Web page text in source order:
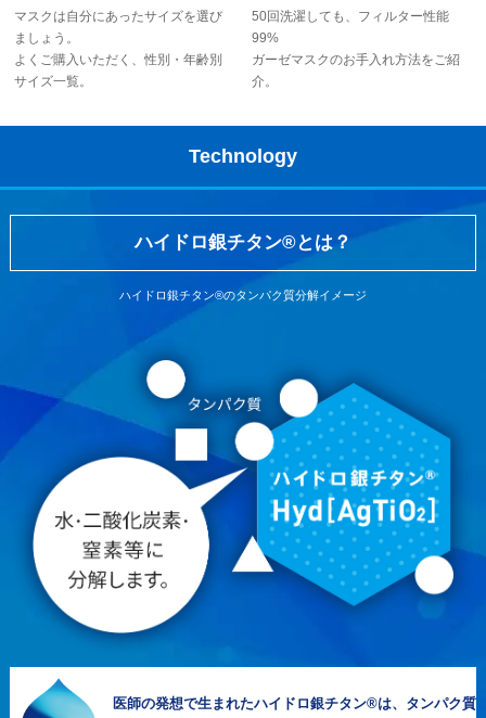
マスクは自分にあったサイズを選び
ましょう。
よくご購入いただく、性別・年齢別
サイズ一覧。
50回洗濯しても、フィルター性能
99%
ガーゼマスクのお手入れ方法をご紹
介。
Technology
ハイドロ銀チタン®とは？
ハイドロ銀チタン®のタンパク質分解イメージ
医師の発想で生まれたハイドロ銀チタン®は、タンパク質